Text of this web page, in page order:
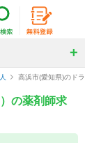
高浜市(愛知県)のド
の薬剤師求